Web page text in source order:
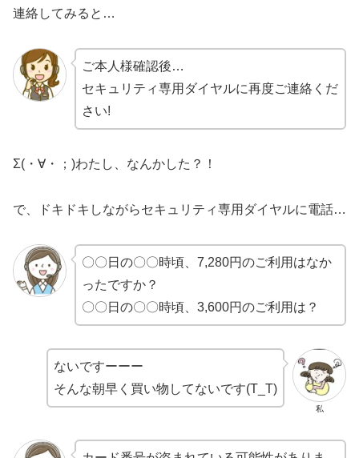
連絡してみると…
ご本人様確認後…
セキュリティ専用ダイヤルに再度ご連絡くだ
さい!
Σ(・∀・；)わたし、なんかした？！
で、ドキドキしながらセキュリティ専用ダイヤルに電話…
〇〇日の〇〇時頃、7,280円のご利用はなか
ったですか？
〇〇日の〇〇時頃、3,600円のご利用は？
私
ないですーーー
そんな朝早く買い物してないです(T_T)